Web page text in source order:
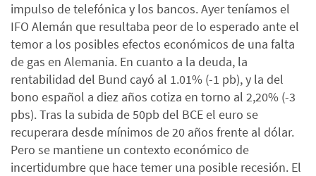
impulso de telefónica y los bancos. Ayer teníamos el
IFO Alemán que resultaba peor de lo esperado ante el
temor a los posibles efectos económicos de una falta
de gas en Alemania. En cuanto a la deuda, la
rentabilidad del Bund cayó al 1.01% (-1 pb), y la del
bono español a diez años cotiza en torno al 2,20% (-3
pbs). Tras la subida de 50pb del BCE el euro se
recuperara desde mínimos de 20 años frente al dólar.
Pero se mantiene un contexto económico de
incertidumbre que hace temer una posible recesión. El